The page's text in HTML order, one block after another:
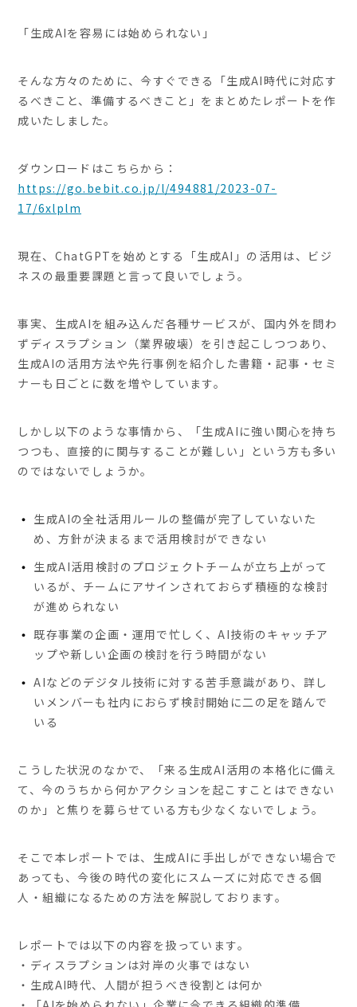
「生成AIを容易には始められない」
そんな方々のために、今すぐできる「生成AI時代に対応す
るべきこと、準備するべきこと」をまとめたレポートを作
成いたしました。
ダウンロードはこちらから：
https://go.bebit.co.jp/l/494881/2023-07-
17/6xlplm
現在、ChatGPTを始めとする「生成AI」の活用は、ビジ
ネスの最重要課題と言って良いでしょう。
事実、生成AIを組み込んだ各種サービスが、国内外を問わ
ずディスラプション（業界破壊）を引き起こしつつあり、
生成AIの活用方法や先行事例を紹介した書籍・記事・セミ
ナーも日ごとに数を増やしています。
しかし以下のような事情から、「生成AIに強い関心を持ち
つつも、直接的に関与することが難しい」という方も多い
のではないでしょうか。
生成AIの全社活用ルールの整備が完了していないた
め、方針が決まるまで活用検討ができない
生成AI活用検討のプロジェクトチームが立ち上がって
いるが、チームにアサインされておらず積極的な検討
が進められない
既存事業の企画・運用で忙しく、AI技術のキャッチア
ップや新しい企画の検討を行う時間がない
AIなどのデジタル技術に対する苦手意識があり、詳し
いメンバーも社内におらず検討開始に二の足を踏んで
いる
こうした状況のなかで、「来る生成AI活用の本格化に備え
て、今のうちから何かアクションを起こすことはできない
のか」と焦りを募らせている方も少なくないでしょう。
そこで本レポートでは、生成AIに手出しができない場合で
あっても、今後の時代の変化にスムーズに対応できる個
人・組織になるための方法を解説しております。
レポートでは以下の内容を扱っています。
・ディスラプションは対岸の火事ではない
・生成AI時代、人間が担うべき役割とは何か